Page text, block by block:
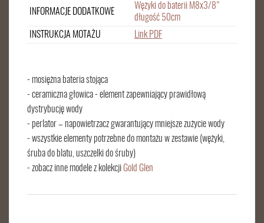
INFORMACJE DODATKOWE
Wężyki do baterii M8x3/8"
długość 50cm
INSTRUKCJA MOTAŻU
Link PDF
- mosiężna bateria stojąca
- ceramiczna głowica - element zapewniający prawidłową
dystrybucję wody
- perlator – napowietrzacz gwarantujący mniejsze zużycie wody
- wszystkie elementy potrzebne do montażu w zestawie (wężyki,
śruba do blatu, uszczelki do śruby)
- zobacz inne modele z kolekcji Gold Glen